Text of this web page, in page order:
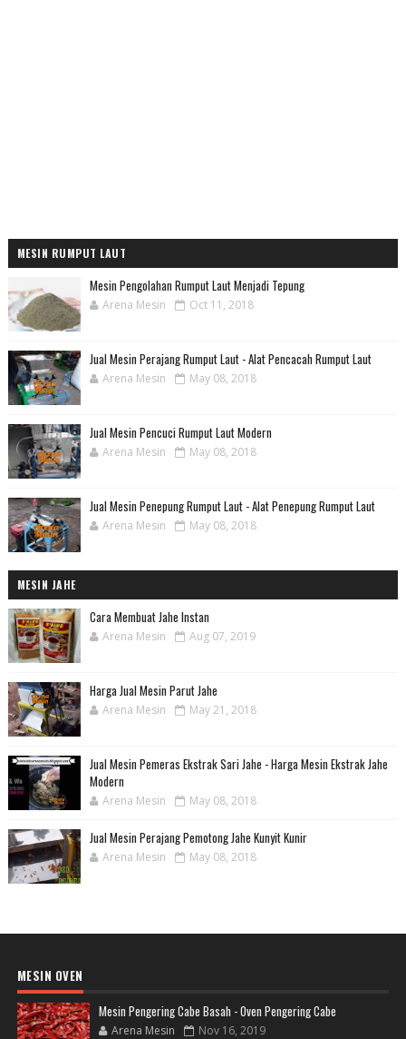
MESIN RUMPUT LAUT
Mesin Pengolahan Rumput Laut Menjadi Tepung
Arena Mesin Oct 11, 2018
Jual Mesin Perajang Rumput Laut - Alat Pencacah Rumput Laut
Arena Mesin May 08, 2018
Jual Mesin Pencuci Rumput Laut Modern
Arena Mesin May 08, 2018
Jual Mesin Penepung Rumput Laut - Alat Penepung Rumput Laut
Arena Mesin May 08, 2018
MESIN JAHE
Cara Membuat Jahe Instan
Arena Mesin Aug 07, 2019
Harga Jual Mesin Parut Jahe
Arena Mesin May 21, 2018
Jual Mesin Pemeras Ekstrak Sari Jahe - Harga Mesin Ekstrak Jahe
Modern
Arena Mesin May 08, 2018
Jual Mesin Perajang Pemotong Jahe Kunyit Kunir
Arena Mesin May 08, 2018
MESIN OVEN
Mesin Pengering Cabe Basah - Oven Pengering Cabe
Arena Mesin Nov 16, 2019